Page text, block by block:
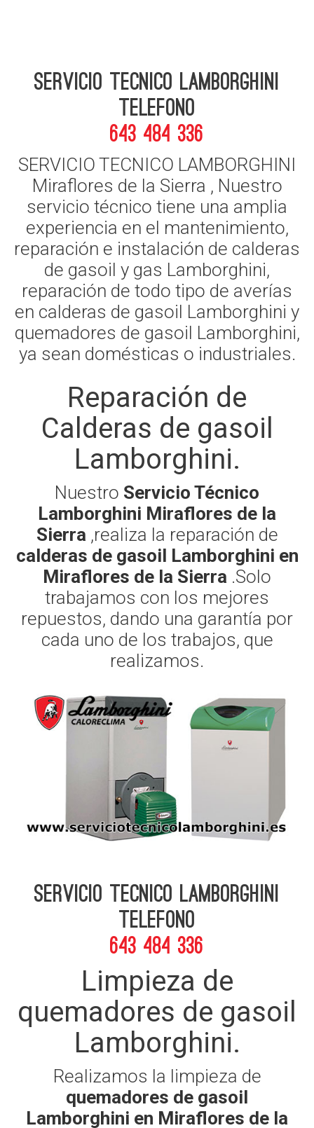
Servicio Tecnico Lamborghini
telefono
643 484 336
SERVICIO TECNICO LAMBORGHINI
Miraflores de la Sierra , Nuestro
servicio técnico tiene una amplia
experiencia en el mantenimiento,
reparación e instalación de calderas
de gasoil y gas Lamborghini,
reparación de todo tipo de averías
en calderas de gasoil Lamborghini y
quemadores de gasoil Lamborghini,
ya sean domésticas o industriales.
Reparación de
Calderas de gasoil
Lamborghini.
Nuestro Servicio Técnico
Lamborghini Miraflores de la
Sierra ,realiza la reparación de
calderas de gasoil Lamborghini en
Miraflores de la Sierra .Solo
trabajamos con los mejores
repuestos, dando una garantía por
cada uno de los trabajos, que
realizamos.
Servicio Tecnico Lamborghini
telefono
643 484 336
Limpieza de
quemadores de gasoil
Lamborghini.
Realizamos la limpieza de
quemadores de gasoil
Lamborghini en Miraflores de la